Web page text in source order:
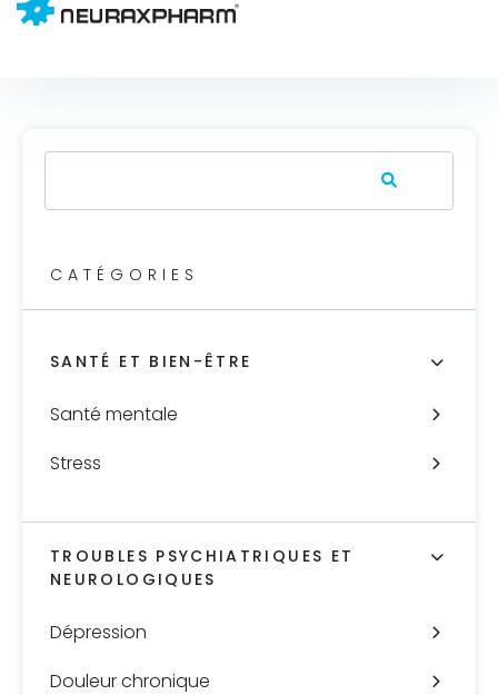
CATÉGORIES
SANTÉ ET BIEN-ÊTRE
Santé mentale
Stress
TROUBLES PSYCHIATRIQUES ET
NEUROLOGIQUES
Dépression
Douleur chronique